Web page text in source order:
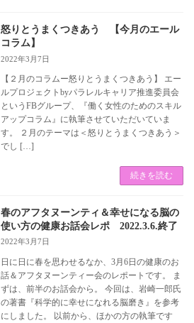
怒りとうまくつきあう 【今月のエール
コラム】
2022年3月7日
【２月のコラムー怒りとうまくつきあう】 エー
ルプロジェクトbyパラレルキャリア推進委員会
というFBグループ、『働く女性のためのスキル
アップコラム』に執筆させていただいていま
す。 ２月のテーマは＜怒りとうまくつきあう＞
でし […]
続きを読む
春のアフタヌーンティ＆幸せになる脳の
使い方の健康お話会レポ 2022.3.6.終了
2022年3月7日
日に日に春を思わせるなか、3月6日の健康のお
話＆アフタヌーンティー会のレポートです。 ま
ずは、前半のお話会から。 今回は、岩崎一郎氏
の著書『科学的に幸せになれる脳磨き』を参考
にしました。 以前から、ほかの方の執筆です